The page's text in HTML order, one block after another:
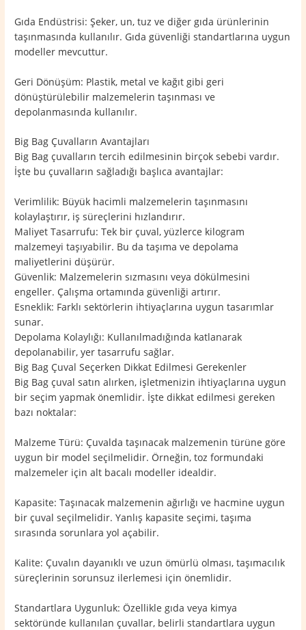
Gıda Endüstrisi: Şeker, un, tuz ve diğer gıda ürünlerinin
taşınmasında kullanılır. Gıda güvenliği standartlarına uygun
modeller mevcuttur.
Geri Dönüşüm: Plastik, metal ve kağıt gibi geri
dönüştürülebilir malzemelerin taşınması ve
depolanmasında kullanılır.
Big Bag Çuvalların Avantajları
Big Bag çuvalların tercih edilmesinin birçok sebebi vardır.
İşte bu çuvalların sağladığı başlıca avantajlar:
Verimlilik: Büyük hacimli malzemelerin taşınmasını
kolaylaştırır, iş süreçlerini hızlandırır.
Maliyet Tasarrufu: Tek bir çuval, yüzlerce kilogram
malzemeyi taşıyabilir. Bu da taşıma ve depolama
maliyetlerini düşürür.
Güvenlik: Malzemelerin sızmasını veya dökülmesini
engeller. Çalışma ortamında güvenliği artırır.
Esneklik: Farklı sektörlerin ihtiyaçlarına uygun tasarımlar
sunar.
Depolama Kolaylığı: Kullanılmadığında katlanarak
depolanabilir, yer tasarrufu sağlar.
Big Bag Çuval Seçerken Dikkat Edilmesi Gerekenler
Big Bag çuval satın alırken, işletmenizin ihtiyaçlarına uygun
bir seçim yapmak önemlidir. İşte dikkat edilmesi gereken
bazı noktalar:
Malzeme Türü: Çuvalda taşınacak malzemenin türüne göre
uygun bir model seçilmelidir. Örneğin, toz formundaki
malzemeler için alt bacalı modeller idealdir.
Kapasite: Taşınacak malzemenin ağırlığı ve hacmine uygun
bir çuval seçilmelidir. Yanlış kapasite seçimi, taşıma
sırasında sorunlara yol açabilir.
Kalite: Çuvalın dayanıklı ve uzun ömürlü olması, taşımacılık
süreçlerinin sorunsuz ilerlemesi için önemlidir.
Standartlara Uygunluk: Özellikle gıda veya kimya
sektöründe kullanılan çuvallar, belirli standartlara uygun